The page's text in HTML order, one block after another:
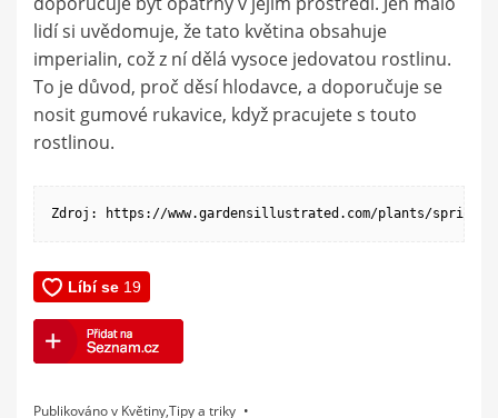
lidí si uvědomuje, že tato květina obsahuje
imperialin, což z ní dělá vysoce jedovatou rostlinu.
To je důvod, proč děsí hlodavce, a doporučuje se
nosit gumové rukavice, když pracujete s touto
rostlinou.
Zdroj: https://www.gardensillustrated.com/plants/
Publikováno v Květiny,Tipy a triky